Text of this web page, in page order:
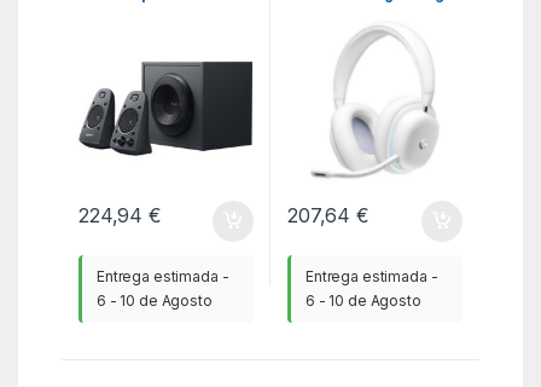
224,94€
Entrega estimada -
6 - 10 de Agosto
inalambrico blanco
207,64€
Entrega estimada -
6 - 10 de Agosto